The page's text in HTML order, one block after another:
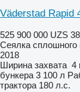
Väderstad Rapid
525 900 000 UZS
Сеялка сплошного
2018
Ширина захвата 4
бункера 3 100 л
трактора 180 л.с.